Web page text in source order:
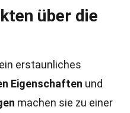
über die
erstaunliches
Eigenschaften und
machen sie zu einer